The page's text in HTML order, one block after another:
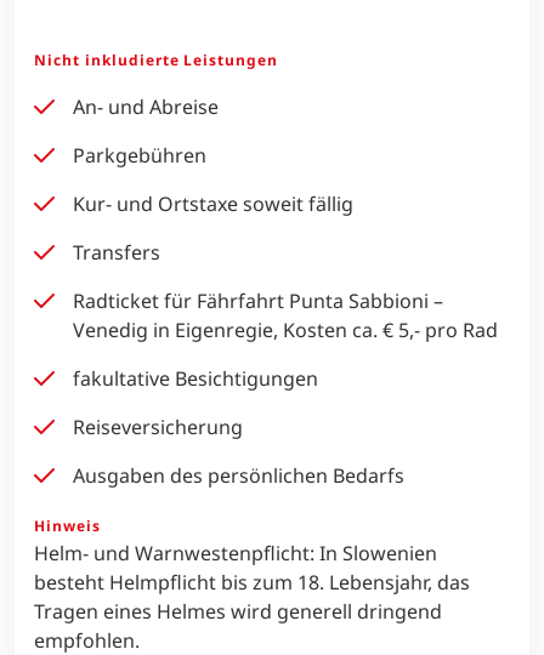
Gepäcktransport
Leihradversicherung
7-Tage-Service-Hotline
Parkgebühren
Kur- und Ortstaxe soweit fällig
Transfers
Radticket für Fährfahrt Punta Sabbioni –
fakultative Besichtigungen
Reiseversicherung